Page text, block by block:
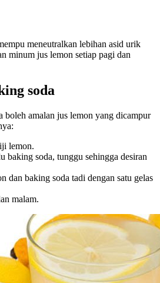
meneutralkan lebihan asid urik
minum jus lemon setiap pagi dan
soda
boleh amalan jus lemon yang dicampur
lemon.
baking soda, tunggu sehingga desiran
dan baking soda tadi dengan satu gelas
malam.